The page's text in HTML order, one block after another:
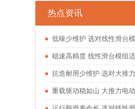
热点资讯
低噪少维护 选对线性滑台模组少走运动工位
稳速高精度 线性滑台模组适配多类自动化
抗造耐用少维护 选对大推力电动缸少踩驱
重载驱动稳如山 大推力电动缸适配重型